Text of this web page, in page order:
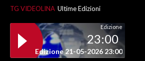
INSULARITÀ
INFO AZIENDE
ABBONATI
TG VIDEOLINA Ultime Edizioni
Edizione
23:00
Edizione 21-05-2026 23:00